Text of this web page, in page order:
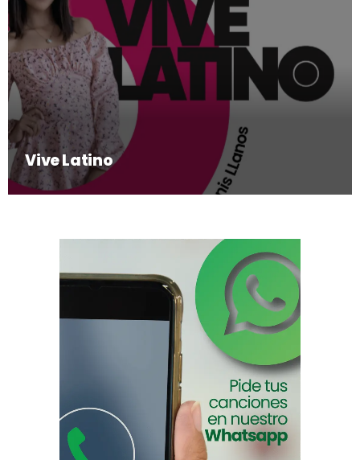
Vive Latino